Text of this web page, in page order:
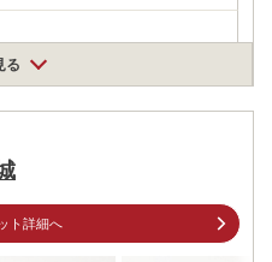
で約30分
る
ト詳細へ